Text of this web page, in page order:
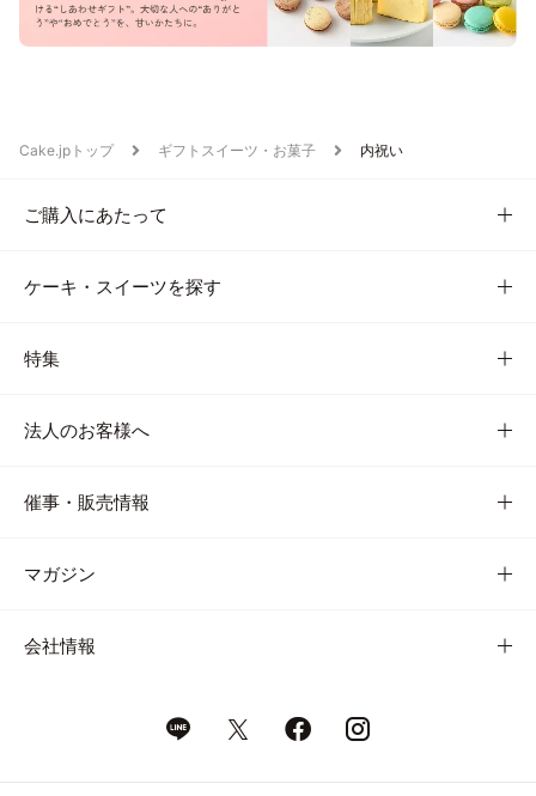
Cake.jpトップ ギフトスイーツ・お菓子 内祝い
ご購入にあたって
ケーキ・スイーツを探す
特集
法人のお客様へ
催事・販売情報
マガジン
会社情報